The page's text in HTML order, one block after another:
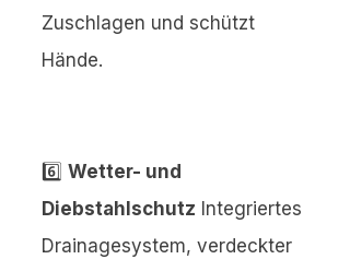
Zuschlagen und schützt
Hände.
6️⃣ Wetter- und
Diebstahlschutz Integriertes
Drainagesystem, verdeckter